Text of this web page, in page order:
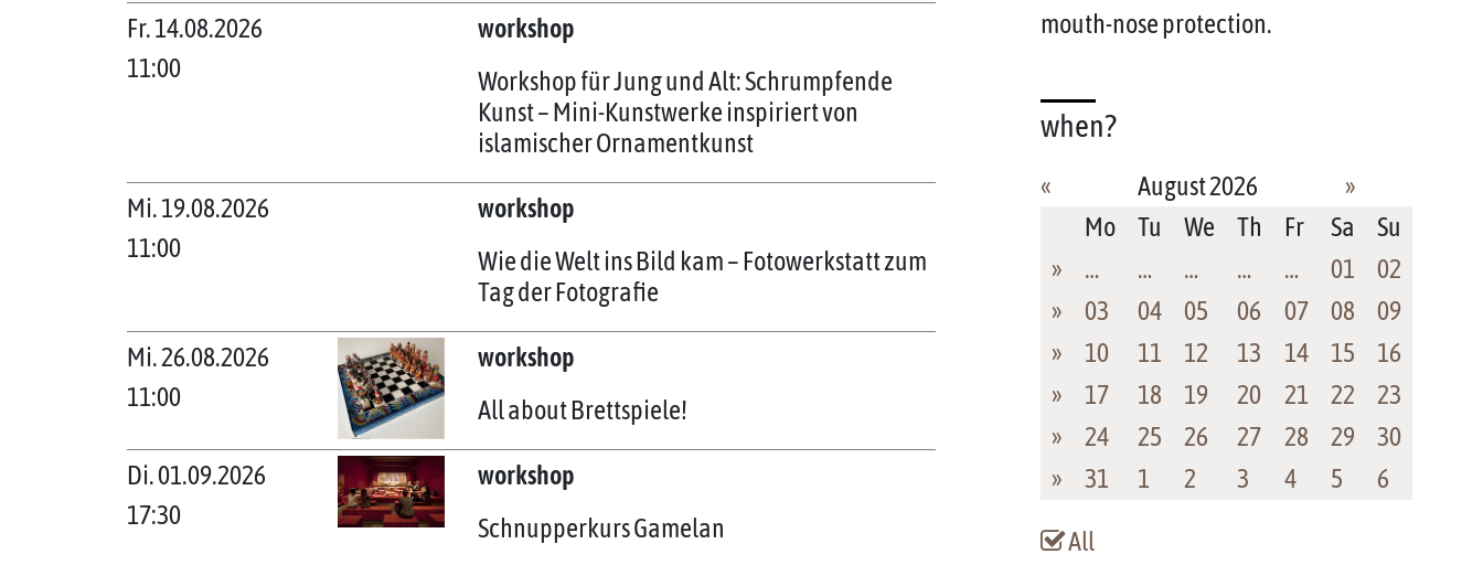
Fr. 14.08.2026
11:00
workshop
Workshop für Jung und Alt: Schrumpfende
Kunst – Mini-Kunstwerke inspiriert von
islamischer Ornamentkunst
Mi. 19.08.2026
11:00
workshop
Wie die Welt ins Bild kam – Fotowerkstatt zum
Tag der Fotografie
Mi. 26.08.2026
11:00
workshop
All about Brettspiele!
Di. 01.09.2026
17:30
workshop
Schnupperkurs Gamelan
mouth-nose protection.
when?
»
«
August 2026
Mo
Tu We Th Fr Sa
Su
»
… … … … … 01
02
»
03 04 05 06 07 08
09
»
10 11 12 13 14 15
16
»
17 18 19 20 21 22
23
»
24 25 26 27 28 29
30
»
31 1 2 3 4 5 6
All